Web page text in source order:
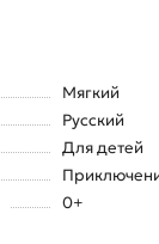
Мягкий
Русский
Для детей
0+